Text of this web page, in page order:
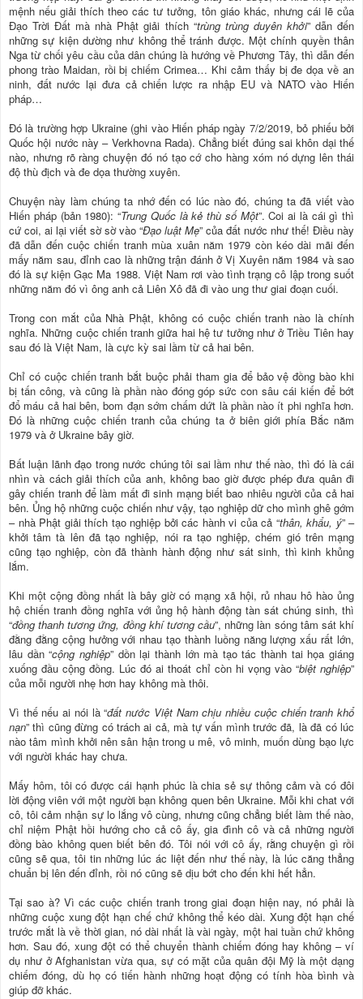
mệnh nếu giải thích theo các tư tưởng, tôn giáo khác, nhưng cái lẽ của
Đạo Trời Đất mà nhà Phật giải thích “trùng trùng duyên khởi” dẫn đến
những sự kiện dường như không thể tránh được. Một chính quyền thân
Nga từ chối yêu cầu của dân chúng là hướng về Phương Tây, thì dẫn đến
phong trào Maidan, rồi bị chiếm Crimea… Khi cảm thấy bị đe dọa về an
ninh, đất nước lại đưa cả chiến lược ra nhập EU và NATO vào Hiến
pháp…
Đó là trường hợp Ukraine (ghi vào Hiến pháp ngày 7/2/2019, bỏ phiếu bởi
Quốc hội nước này – Verkhovna Rada). Chẳng biết đúng sai khôn dại thế
nào, nhưng rõ ràng chuyện đó nó tạo cớ cho hàng xóm nó dựng lên thái
độ thù địch và đe dọa thường xuyên.
Chuyện này làm chúng ta nhớ đến có lúc nào đó, chúng ta đã viết vào
Hiến pháp (bản 1980): “Trung Quốc là kẻ thù số Một”. Coi ai là cái gì thì
cứ coi, ai lại viết sờ sờ vào “Đạo luật Mẹ” của đất nước như thế! Điều này
đã dẫn đến cuộc chiến tranh mùa xuân năm 1979 còn kéo dài mãi đến
mấy năm sau, đỉnh cao là những trận đánh ở Vị Xuyên năm 1984 và sao
đó là sự kiện Gạc Ma 1988. Việt Nam rơi vào tình trạng cô lập trong suốt
những năm đó vì ông anh cả Liên Xô đã đi vào ung thư giai đoạn cuối.
Trong con mắt của Nhà Phật, không có cuộc chiến tranh nào là chính
nghĩa. Những cuộc chiến tranh giữa hai hệ tư tưởng như ở Triều Tiên hay
sau đó là Việt Nam, là cực kỳ sai lầm từ cả hai bên.
Chỉ có cuộc chiến tranh bắt buộc phải tham gia để bảo vệ đồng bào khi
bị tấn công, và cũng là phần nào đóng góp sức con sâu cái kiến để bớt
đổ máu cả hai bên, bom đạn sớm chấm dứt là phần nào ít phi nghĩa hơn.
Đó là những cuộc chiến tranh của chúng ta ở biên giới phía Bắc năm
1979 và ở Ukraine bây giờ.
Bất luận lãnh đạo trong nước chúng tôi sai lầm như thế nào, thì đó là cái
nhìn và cách giải thích của anh, không bao giờ được phép đưa quân đi
gây chiến tranh để làm mất đi sinh mạng biết bao nhiêu người của cả hai
bên. Ủng hộ những cuộc chiến như vậy, tạo nghiệp dữ cho mình ghê gớm
– nhà Phật giải thích tạo nghiệp bởi các hành vi của cả “thân, khẩu, ý” –
khởi tâm tà lên đã tạo nghiệp, nói ra tạo nghiệp, chém gió trên mạng
cũng tạo nghiệp, còn đã thành hành động như sát sinh, thì kinh khủng
lắm.
Khi một cộng đồng nhất là bây giờ có mạng xã hội, rủ nhau hô hào ủng
hộ chiến tranh đồng nghĩa với ủng hộ hành động tàn sát chúng sinh, thì
“đồng thanh tương ứng, đồng khí tương cầu”, những làn sóng tâm sát khí
đằng đằng cộng hưởng với nhau tạo thành luồng năng lượng xấu rất lớn,
lâu dần “cộng nghiệp” dồn lại thành lớn mà tạo tác thành tai họa giáng
xuống đầu cộng đồng. Lúc đó ai thoát chỉ còn hi vọng vào “biệt nghiệp”
của mỗi người nhẹ hơn hay không mà thôi.
Vì thế nếu ai nói là “đất nước Việt Nam chịu nhiều cuộc chiến tranh khổ
nạn” thì cũng đừng có trách ai cả, mà tự vấn mình trước đã, là đã có lúc
nào tâm mình khởi nên sân hận trong u mê, vô minh, muốn dùng bạo lực
với người khác hay chưa.
Mấy hôm, tôi có được cái hạnh phúc là chia sẻ sự thông cảm và có đôi
lời động viên với một người bạn không quen bên Ukraine. Mỗi khi chat với
cô, tôi cảm nhận sự lo lắng vô cùng, nhưng cũng chẳng biết làm thế nào,
chỉ niệm Phật hồi hướng cho cả cô ấy, gia đình cô và cả những người
đồng bào không quen biết bên đó. Tôi nói với cô ấy, rằng chuyện gì rồi
cũng sẽ qua, tôi tin những lúc ác liệt đến như thế này, là lúc căng thẳng
chuẩn bị lên đến đỉnh, rồi nó cũng sẽ dịu bớt cho đến khi hết hẳn.
Tại sao à? Vì các cuộc chiến tranh trong giai đoạn hiện nay, nó phải là
những cuộc xung đột hạn chế chứ không thể kéo dài. Xung đột hạn chế
trước mắt là về thời gian, nó dài nhất là vài ngày, một hai tuần chứ không
hơn. Sau đó, xung đột có thể chuyển thành chiếm đóng hay không – ví
dụ như ở Afghanistan vừa qua, sự có mặt của quân đội Mỹ là một dạng
chiếm đóng, dù họ có tiến hành những hoạt động có tính hòa bình và
giúp đỡ khác.